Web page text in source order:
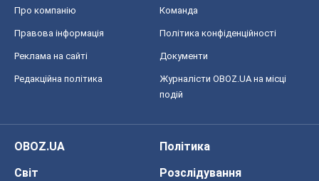
Про компанію Команда
Правова інформація Політика конфіденційності
Реклама на сайті Документи
Редакційна політика
Журналісти OBOZ.UA на місці
подій
OBOZ.UA
Політика
Світ
Розслідування